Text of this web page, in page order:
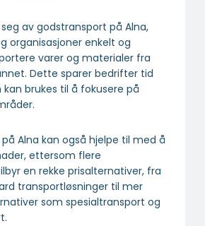
av godstransport på Alna,
organisasjoner enkelt og
varer og materialer fra
Dette sparer bedrifter tid
brukes til å fokusere på
Alna kan også hjelpe til med å
ettersom flere
en rekke prisalternativer, fra
transportløsninger til mer
som spesialtransport og